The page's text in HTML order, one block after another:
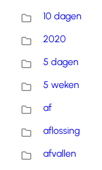
10 dagen
2020
5 dagen
5 weken
af
aflossing
afvallen